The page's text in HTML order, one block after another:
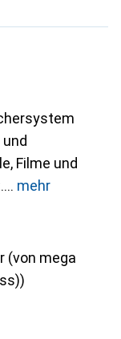
Filme und
mehr
(von mega